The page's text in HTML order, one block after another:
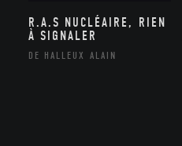
R.A.S NUCLÉAIRE, RIEN
À SIGNALER
DE HALLEUX ALAIN